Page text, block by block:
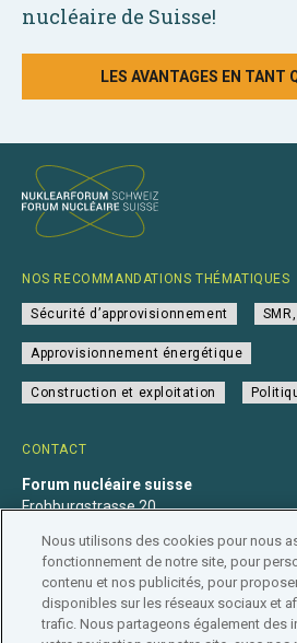
nucléaire de Suisse!
LES AVANTAGES EN TANT
CONTACT
Forum nucléaire suisse
Frohburgstrasse 20
+41 31 560 36 50
info@nuklearforum.ch
NOS RECOMMANDATIONS THÉMATIQUES
Sécurité d’approvisionnement
Approvisionnement énergétique
Construction et exploitation
Nous utilisons des cookies pour nous
fonctionnement de notre site, pour
contenu et nos publicités, pour
disponibles sur les réseaux sociaux et
trafic. Nous partageons également des